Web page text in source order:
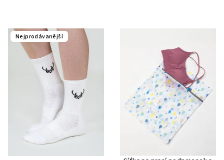
Nejprodávanější